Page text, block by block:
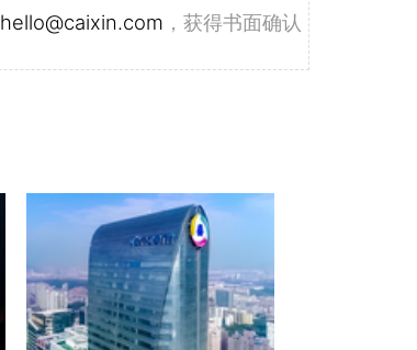
hello@caixin.com ，获得书面确认